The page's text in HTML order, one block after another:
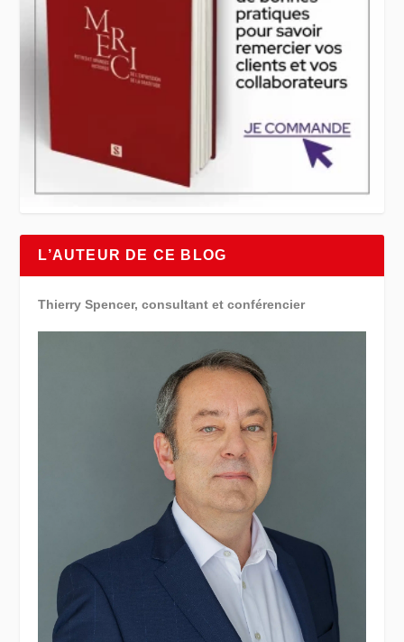
L’AUTEUR DE CE BLOG
Thierry Spencer, consultant et conférencier